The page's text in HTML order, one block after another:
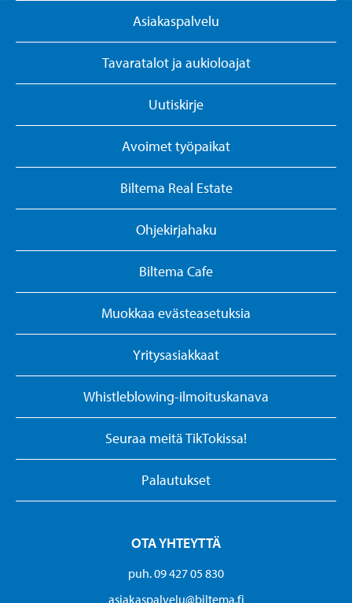
Asiakaspalvelu
Tavaratalot ja aukioloajat
Uutiskirje
Avoimet työpaikat
Biltema Real Estate
Ohjekirjahaku
Biltema Cafe
Muokkaa evästeasetuksia
Yritysasiakkaat
Whistleblowing-ilmoituskanava
Seuraa meitä TikTokissa!
Palautukset
OTA YHTEYTTÄ
puh. 09 427 05 830
asiakaspalvelu@biltema.fi